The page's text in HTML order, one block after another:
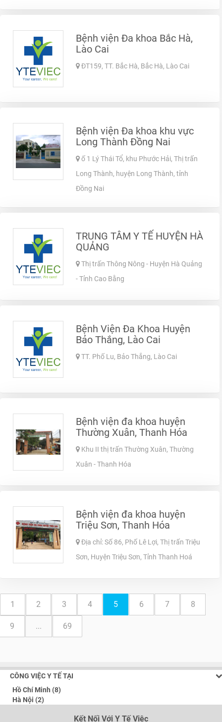
Bệnh viện Đa khoa Bắc Hà,
Lào Cai
ĐT159, TT. Bắc Hà, Bắc Hà, Lào Cai
Bệnh viện Đa khoa khu vực
Long Thành Đồng Nai
ố 1 Lý Thái Tổ, khu Phước Hải, Thị trấn
Long Thành, huyện Long Thành, tỉnh
Đồng Nai
TRUNG TÂM Y TẾ HUYỆN HÀ
QUẢNG
Thị trấn Thông Nông - Huyện Hà Quảng
- Tỉnh Cao Bằng
Bệnh Viện Đa Khoa Huyện
Bảo Thắng, Lào Cai
TT. Phố Lu, Bảo Thắng, Lào Cai
Bệnh viện đa khoa huyện
Thường Xuân, Thanh Hóa
Khu II thị trấn Thường Xuân, Thường
Xuân - Thanh Hóa
Bệnh viện đa khoa huyện
Triệu Sơn, Thanh Hóa
Địa chỉ: Số 86, Phố Lê Lợi, Thị trấn Triệu
Sơn, Huyện Triệu Sơn, Tỉnh Thanh Hoá
1 2 3 4 5 6 7 8
9 ... 69
CÔNG VIỆC Y TẾ TẠI
Hồ Chí Minh (8)
Hà Nội (2)
Kết Nối Với Y Tế Việc